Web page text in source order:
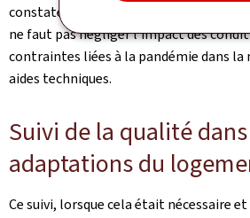
constater que la même tendance s'est
ne faut pas négliger l'impact des
contraintes liées à la pandémie dans la
aides techniques.
Suivi de la qualité
adaptations du
Ce suivi, lorsque cela était nécessaire